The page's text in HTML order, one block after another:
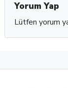
Yorum Yap
Lütfen yorum